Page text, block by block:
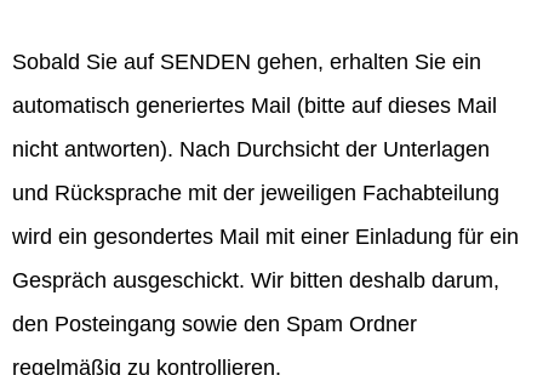
Sobald Sie auf SENDEN gehen, erhalten Sie ein
automatisch generiertes Mail (bitte auf dieses Mail
nicht antworten). Nach Durchsicht der Unterlagen
und Rücksprache mit der jeweiligen Fachabteilung
wird ein gesondertes Mail mit einer Einladung für ein
Gespräch ausgeschickt. Wir bitten deshalb darum,
den Posteingang sowie den Spam Ordner
regelmäßig zu kontrollieren.